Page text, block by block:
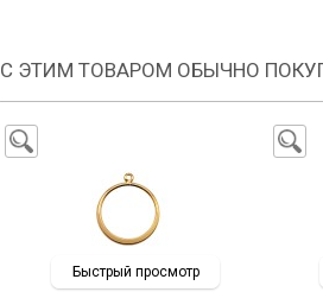
С ЭТИМ ТОВАРОМ ОБЫЧНО
Быстрый просмотр